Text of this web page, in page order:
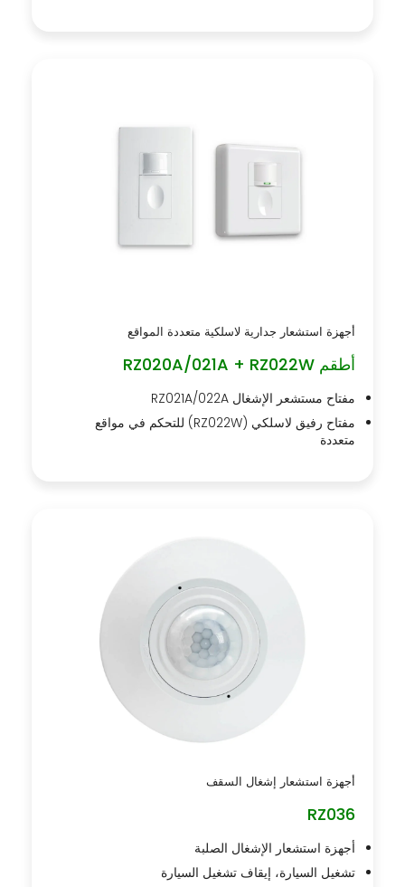
أجهزة استشعار جدارية لاسلكية متعددة المواقع
أطقم RZ020A/021A + RZ022W
مفتاح مستشعر الإشغال RZ021A/022A
مفتاح رفيق لاسلكي (RZ022W) للتحكم في مواقع
متعددة
أجهزة استشعار إشغال السقف
RZ036
أجهزة استشعار الإشغال الصلبة
تشغيل السيارة، إيقاف تشغيل السيارة